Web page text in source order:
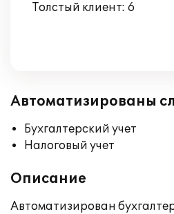
Толстый клиент: 6
Автоматизированы
Бухгалтерский учет
Налоговый учет
Описание
Автоматизирован